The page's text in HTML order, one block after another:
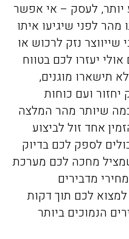
יותר, לעסק – אי אפשר
לפני שיגיעו איתו
שייווצר נזק לרכוש או
יעזרו לכם בטווח
תישארו מוגנים,
יחזור ועם כוחות
שיותר מהר המלצה
אחד זול לביצוע
לספק לכם בדיוק
מחכה לכם מערכת
מדבירים
לכם תוך דקות
הנמוכים ביותר